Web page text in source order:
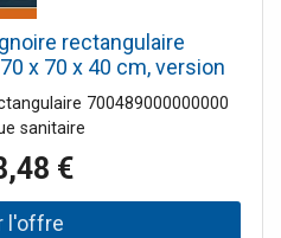
rectangulaire
x 70 x 40 cm, version
dossier, blanc
700489000000000
sanitaire
€